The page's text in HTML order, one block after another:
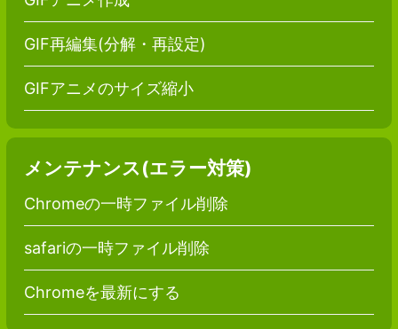
GIF再編集(分解・再設定)
GIFアニメのサイズ縮小
メンテナンス(エラー対策)
Chromeの一時ファイル削除
safariの一時ファイル削除
Chromeを最新にする